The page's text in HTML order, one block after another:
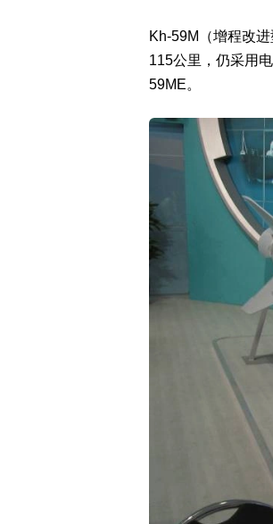
Kh-59M（增程改
115公里，仍采用
59ME。